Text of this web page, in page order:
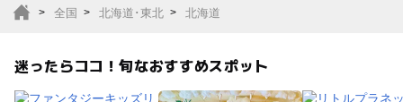
サファリパーク
植物園・フラワーパー
全国 北海道･東北 北海道
迷ったらココ！旬なおすすめスポット